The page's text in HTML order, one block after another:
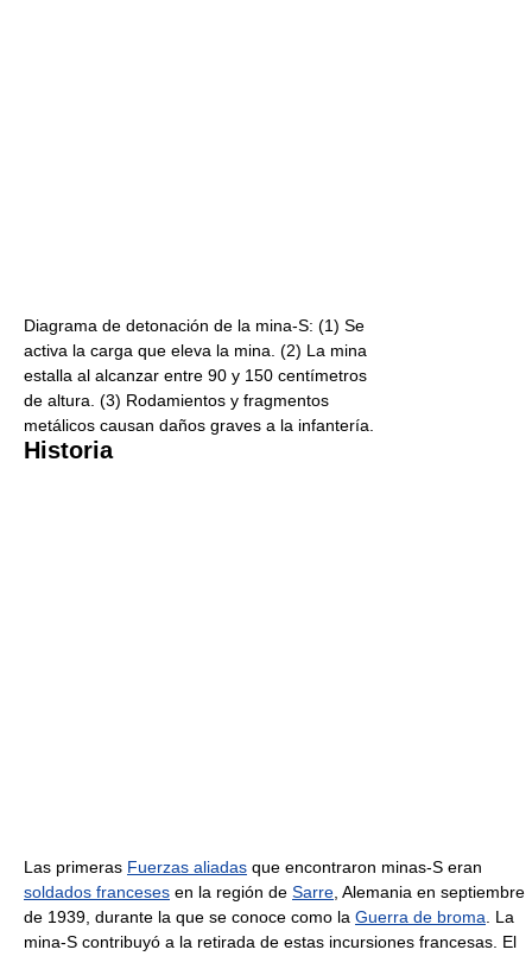
Diagrama de detonación de la mina-S: (1) Se
activa la carga que eleva la mina. (2) La mina
estalla al alcanzar entre 90 y 150 centímetros
de altura. (3) Rodamientos y fragmentos
metálicos causan daños graves a la infantería.
Historia
Las primeras Fuerzas aliadas que encontraron minas-S eran
soldados franceses en la región de Sarre , Alemania en septiembre
de 1939, durante la que se conoce como la Guerra de broma . La
mina-S contribuyó a la retirada de estas incursiones francesas. El